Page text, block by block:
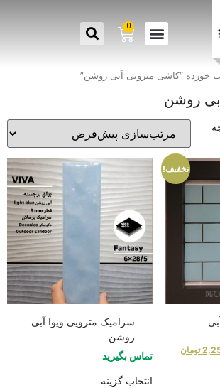
0
خورده “کاشی مترویی آبی روشن”
روشن
تخفیف!
تومان
سرامیک مترویی ویوا آبی
روشن
تماس بگیرید
انتخاب گزینه